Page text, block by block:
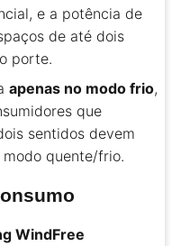
e a potência de
de até dois
porte.
apenas no modo frio,
que
sentidos devem
quente/frio.
WindFree